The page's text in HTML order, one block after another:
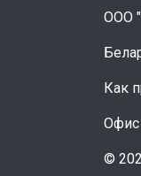
ООО
Как
Офис
©